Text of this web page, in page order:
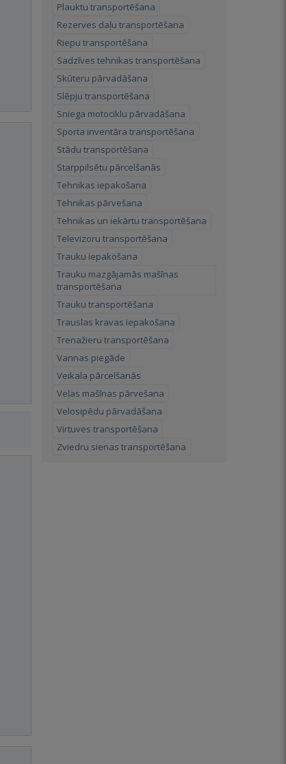
Plauktu transportēšana
Rezerves daļu transportēšana
Riepu transportēšana
Sadzīves tehnikas transportēšana
Skūteru pārvadāšana
Slēpju transportēšana
Sniega motociklu pārvadāšana
Sporta inventāra transportēšana
Stādu transportēšana
Starppilsētu pārcelšanās
Tehnikas iepakošana
Tehnikas pārvešana
Tehnikas un iekārtu transportēšana
Televizoru transportēšana
Trauku iepakošana
Trauku mazgājamās mašīnas
transportēšana
Trauku transportēšana
Trauslas kravas iepakošana
Trenažieru transportēšana
Vannas piegāde
Veikala pārcelšanās
Veļas mašīnas pārvešana
Velosipēdu pārvadāšana
Virtuves transportēšana
Zviedru sienas transportēšana